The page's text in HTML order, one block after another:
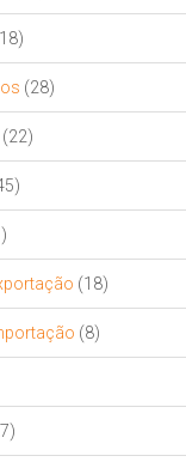
(28)
(22)
(18)
(8)